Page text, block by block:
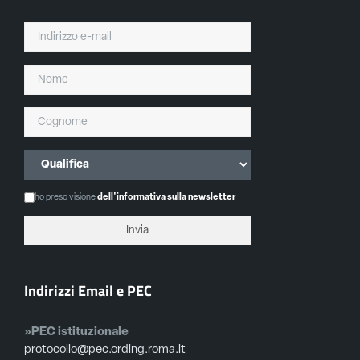
ho preso visionedell'informativa sulla newsletter
Indirizzi Email e PEC
»PEC istituzionale
protocollo@pec.ording.roma.it